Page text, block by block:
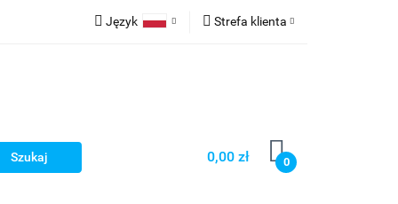
Język Strefa klienta
Zgody cookies
0,00 zł 0